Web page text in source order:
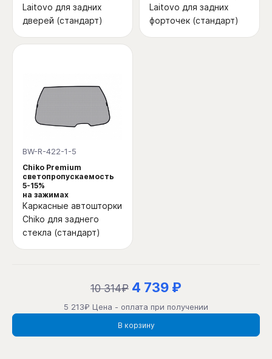
Laitovo для задних
дверей (стандарт)
Laitovo для задних
форточек (стандарт)
BW-R-422-1-5
Chiko Premium
светопропускаемость
5-15%
на зажимах
Каркасные автошторки
Chiko для заднего
стекла (стандарт)
10 314₽ 4 739 ₽
5 213₽ Цена - оплата при получении
В корзину